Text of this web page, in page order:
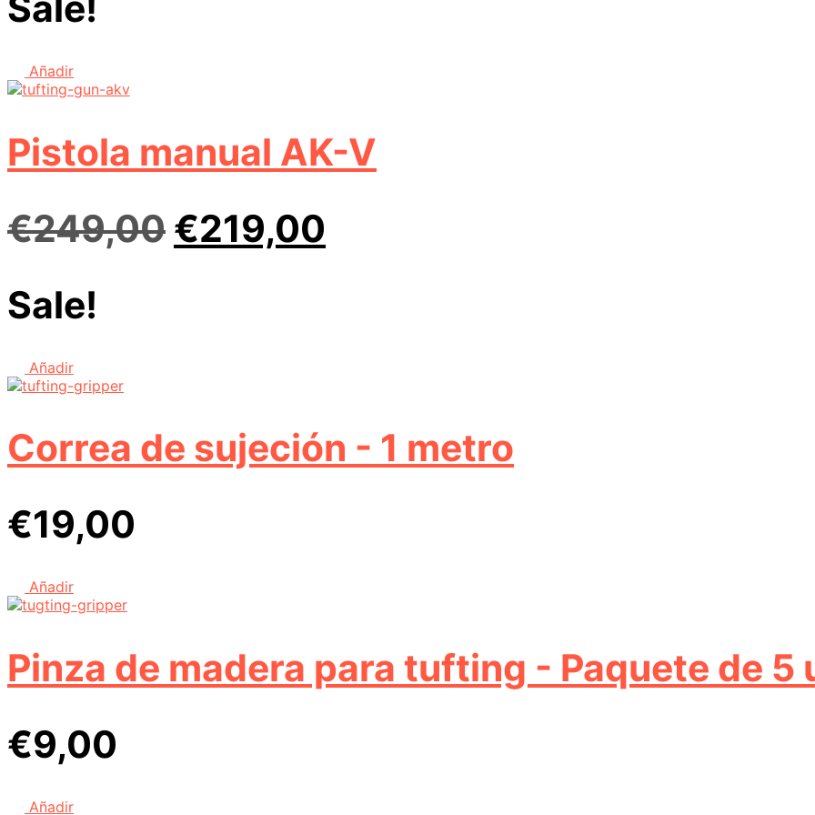
Añadir
Pistola manual AK-V
€249,00 El
€219,00
Sale!
Añadir
Correa de sujeción - 1 metro
€19,00
Añadir
Pinza de madera para tufting - Paquete de 5
€9,00
Añadir